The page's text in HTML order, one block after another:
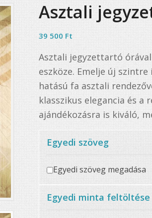
Asztali
39 500 Ft
Asztali jegyzettartó órával
eszköze. Emelje új
hatású fa asztali
klasszikus elegancia és
ajándékozásra is kiváló,
Egyedi szöveg
Egyedi szöveg megadása
Egyedi minta feltöltése